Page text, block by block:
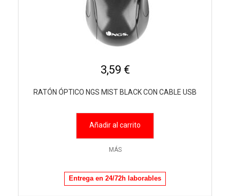
3,59 €
RATÓN ÓPTICO NGS MIST BLACK CON CABLE USB
Añadir al carrito
MÁS
Entrega en 24/72h laborables